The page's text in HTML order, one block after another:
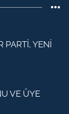
PARTİ, YENİ
VE ÜYE